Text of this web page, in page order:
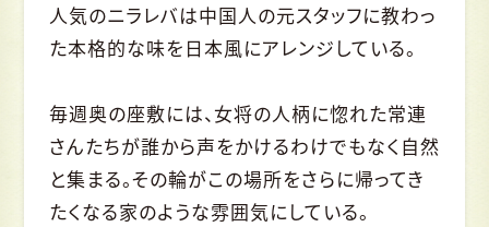
人気のニラレバは中国人の元スタッフに教わっ
た本格的な味を日本風にアレンジしている。
毎週奥の座敷には、女将の人柄に惚れた常連
さんたちが誰から声をかけるわけでもなく自然
と集まる。その輪がこの場所をさらに帰ってき
たくなる家のような雰囲気にしている。